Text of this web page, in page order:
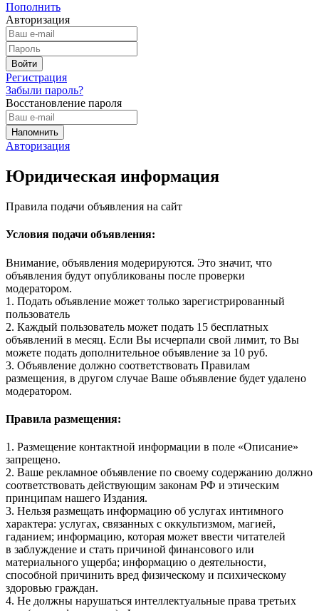
Пополнить
Авторизация
Регистрация
Забыли пароль?
Восстановление пароля
Авторизация
Юридическая информация
Правила подачи объявления на сайт
Условия подачи объявления:
Внимание, объявления модерируются. Это значит, что
объявления будут опубликованы после проверки
модератором.
1. Подать объявление может только зарегистрированный
пользователь
2. Каждый пользователь может подать 15 бесплатных
объявлений в месяц. Если Вы исчерпали свой лимит, то Вы
можете подать дополнительное объявление за 10 руб.
3. Объявление должно соответствовать Правилам
размещения, в другом случае Ваше объявление будет удалено
модератором.
Правила размещения:
1. Размещение контактной информации в поле «Описание»
запрещено.
2. Ваше рекламное объявление по своему содержанию должно
соответствовать действующим законам РФ и этическим
принципам нашего Издания.
3. Нельзя размещать информацию об услугах интимного
характера: услугах, связанных с оккультизмом, магией,
гаданием; информацию, которая может ввести читателей
в заблуждение и стать причиной финансового или
материального ущерба; информацию о деятельности,
способной причинить вред физическому и психическому
здоровью граждан.
4. Не должны нарушаться интеллектуальные права третьих